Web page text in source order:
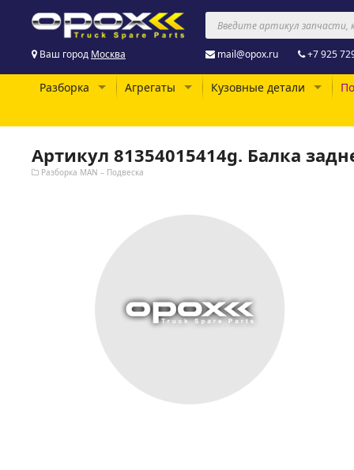
Ваш город Москва mail@opox.ru +7 925
Разборка Агрегаты Кузовные детали
Артикул 81354015414g. Балка
Разборка MAN – Подвеска